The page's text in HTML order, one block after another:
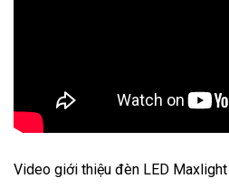
Video giới thiệu đèn LED Maxlight